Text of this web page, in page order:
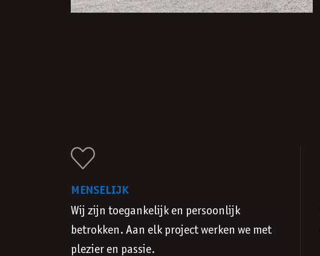
MENSELIJK
Wij zijn toegankelijk en persoonlijk
betrokken. Aan elk project werken we met
plezier en passie.